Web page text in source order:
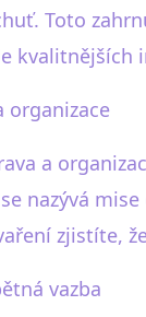
Toto
kvalitnějších
organizace
a
nazývá
zjistíte,
vazba